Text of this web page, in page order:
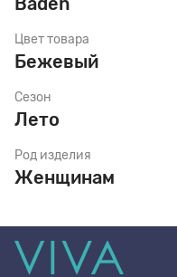
Цвет товара
Бежевый
Сезон
Лето
Род изделия
Женщинам